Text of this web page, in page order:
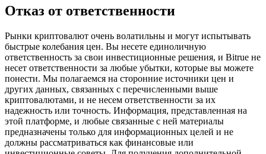
USDT New User Exclusive 10% APR
USDT Flexible Staking | Daily Rewards
New Listing Futures Fest
Trade New Futures, Win 200,000 USDT
Отказ от ответственности
Рынки криптовалют очень волатильны и могут испытывать
быстрые колебания цен. Вы несете единоличную
ответственность за свои инвестиционные решения, и Bitrue не
несет ответственности за любые убытки, которые вы можете
понести. Мы полагаемся на сторонние источники цен и
других данных, связанных с перечисленными выше
криптовалютами, и не несем ответственности за их
надежность или точность. Информация, представленная на
этой платформе, и любые связанные с ней материалы
предназначены только для информационных целей и не
должны рассматриваться как финансовые или